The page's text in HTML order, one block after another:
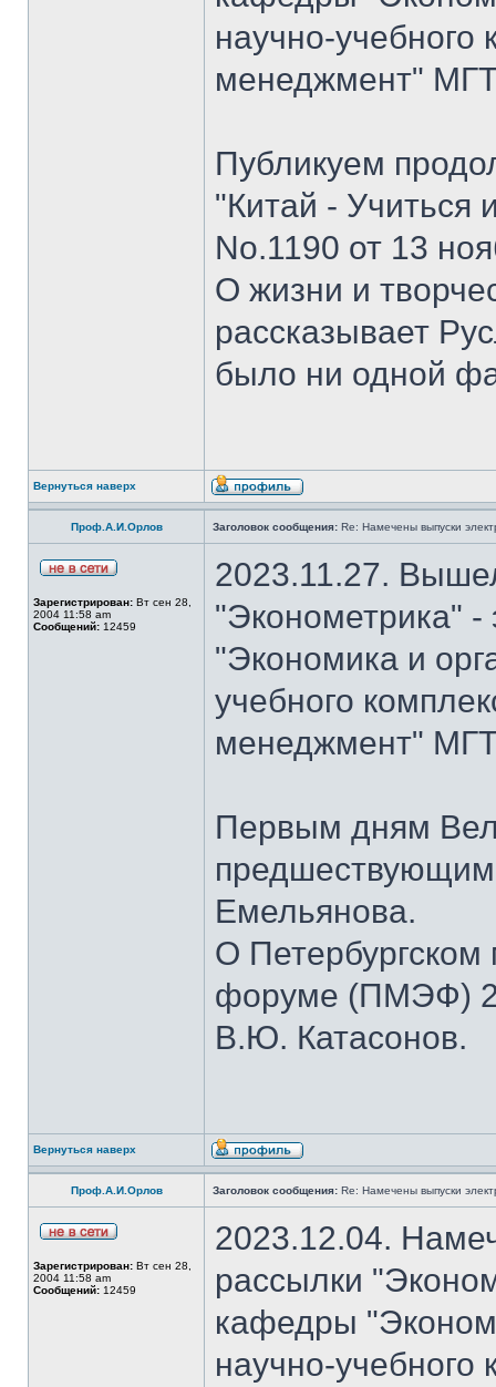
научно-
менеджмент"
Публикуем
"Китай - Учиться
No.1190 от 13
О жизни и
рассказывает
было ни одной
Вернуться наверх
Проф.А.И.Орлов Заголовок сообщения: Re: Намечены выпуски
Зарегистрирован: Вт сен 28,
2004 11:58 am
Сообщений: 12459
2023.11.27.
"Эконометрика" -
"Экономика и
учебного
менеджмент"
Первым дням
Емельянова.
О
форуме (ПМЭФ)
В.Ю. Катасонов.
Вернуться наверх
Проф.А.И.Орлов Заголовок сообщения: Re: Намечены выпуски
Зарегистрирован: Вт сен 28,
2004 11:58 am
Сообщений: 12459
2023.12.04.
рассылки
кафедры
научно-